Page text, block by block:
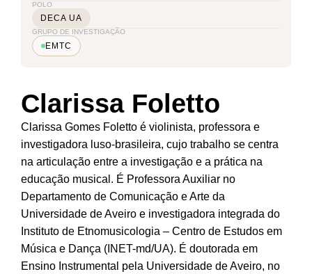
POLO
DECA UA
GRUPO DE INVESTIGAÇÃO
EMTC
Clarissa Foletto
Clarissa Gomes Foletto é violinista, professora e
investigadora luso-brasileira, cujo trabalho se centra
na articulação entre a investigação e a prática na
educação musical. É Professora Auxiliar no
Departamento de Comunicação e Arte da
Universidade de Aveiro e investigadora integrada do
Instituto de Etnomusicologia – Centro de Estudos em
Música e Dança (INET-md/UA). É doutorada em
Ensino Instrumental pela Universidade de Aveiro, no